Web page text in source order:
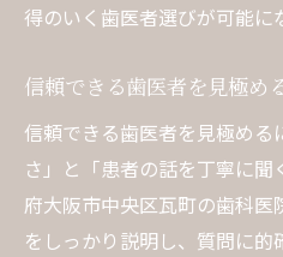
歯医者の丁寧な回答
歯医者選びは質問へ
下手な歯医者を避ける
下手な歯医者を避
歯医者選びで失敗
得のいく歯医者選びが可能に
信頼できる歯医者を見極め
信頼できる歯医者を見極め
さ」と「患者の話を丁寧に聞
府大阪市中央区瓦町の歯科
をしっかり説明し、質問に